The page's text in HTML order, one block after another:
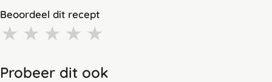
Beoordeel dit recept
★ ★ ★ ★ ★
Probeer dit ook